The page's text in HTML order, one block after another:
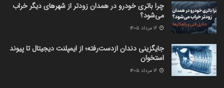
چرا باتری خودرو در همدان زودتر از شهرهای دیگر خراب
می‌شود؟
جایگزینی دندان ازدست‌رفته؛ از ایمپلنت دیجیتال تا پیوند
استخوان